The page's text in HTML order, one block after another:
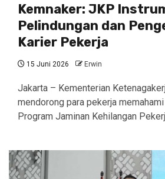
Kemnaker: JKP
Pelindungan dan
Karier Pekerja
15 Juni 2026 Erwin
Jakarta – Kementerian
mendorong para pekerja
Program Jaminan Kehilangan